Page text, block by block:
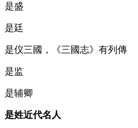
是盛
是廷
是仪三國，《三國志》有列傳
是监
是辅卿
是姓近代名人